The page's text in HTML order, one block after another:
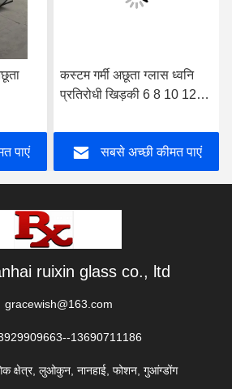
पाएं
कस्टम गर्मी अछूता ग्लास ध्वनि
प्रतिरोधी खिड़की 6 8 10 12
सबसे अच्छी कीमत पाएं
ruixin glass co., ltd
gracewish@163.com
13690711186
क्षेत्र, लुओकुन, नानहाई, फोशन, गुआंग्डोंग